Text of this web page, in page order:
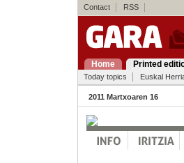
Contact RSS
Home Printed
Today topics Euskal
2011 Martxoaren 16